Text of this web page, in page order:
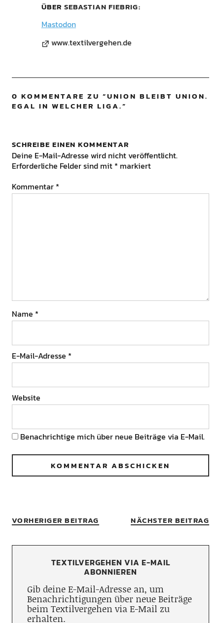
ÜBER SEBASTIAN FIEBRIG
Mastodon
www.textilvergehen.de
0 KOMMENTARE ZU “UNION BLEIBT UNION.
EGAL IN WELCHER LIGA.”
SCHREIBE EINEN KOMMENTAR
Deine E-Mail-Adresse wird nicht veröffentlicht.
Erforderliche Felder sind mit * markiert
Kommentar *
Name *
E-Mail-Adresse *
Website
Benachrichtige mich über neue Beiträge via E-Mail.
VORHERIGER BEITRAG NÄCHSTER BEITRAG
TEXTILVERGEHEN VIA E-MAIL
ABONNIEREN
Gib deine E-Mail-Adresse an, um
Benachrichtigungen über neue Beiträge
beim Textilvergehen via E-Mail zu
erhalten.